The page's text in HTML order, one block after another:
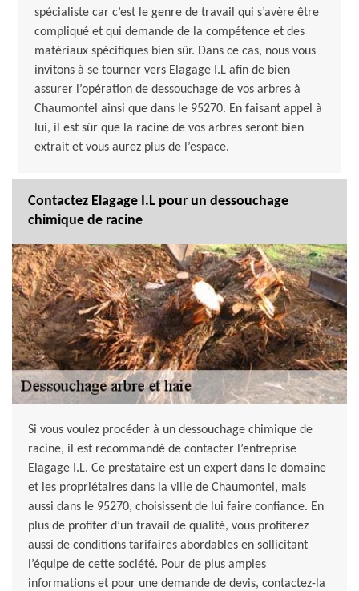
spécialiste car c’est le genre de travail qui s’avère être
compliqué et qui demande de la compétence et des
matériaux spécifiques bien sûr. Dans ce cas, nous vous
invitons à se tourner vers Elagage I.L afin de bien
assurer l’opération de dessouchage de vos arbres à
Chaumontel ainsi que dans le 95270. En faisant appel à
lui, il est sûr que la racine de vos arbres seront bien
extrait et vous aurez plus de l’espace.
Contactez Elagage I.L pour un dessouchage
chimique de racine
Si vous voulez procéder à un dessouchage chimique de
racine, il est recommandé de contacter l’entreprise
Elagage I.L. Ce prestataire est un expert dans le domaine
et les propriétaires dans la ville de Chaumontel, mais
aussi dans le 95270, choisissent de lui faire confiance. En
plus de profiter d’un travail de qualité, vous profiterez
aussi de conditions tarifaires abordables en sollicitant
l’équipe de cette société. Pour de plus amples
informations et pour une demande de devis, contactez-la